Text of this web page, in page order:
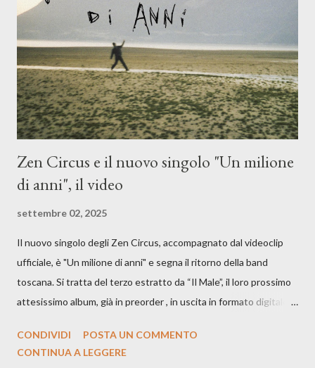
moglie, del senso di sconfitta e del caldo afoso che opprime,
giusta condizione di sopraffazione: "Non so che ora è, che giorno
è, di questa estate che...". E' raro fare uscire come singolo una
cover, ma...
Zen Circus e il nuovo singolo "Un milione
di anni", il video
settembre 02, 2025
Il nuovo singolo degli Zen Circus, accompagnato dal videoclip
ufficiale, è "Un milione di anni" e segna il ritorno della band
toscana. Si tratta del terzo estratto da “Il Male”, il loro prossimo
attesissimo album, già in preorder , in uscita in formato digitale il
Records. GUARDA IL VIDEO: CREDITI Produced by A71
CONDIVIDI
POSTA UN COMMENTO
CONTINUA A LEGGERE